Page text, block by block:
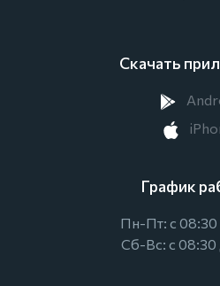
Скачать
График
Пн-Пт: с 08:30
Сб-Вс: с 08:30